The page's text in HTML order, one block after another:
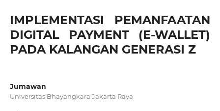
IMPLEMENTASI PEMANFAATAN
DIGITAL PAYMENT (E-WALLET)
PADA KALANGAN GENERASI Z
Jumawan
Universitas Bhayangkara Jakarta Raya